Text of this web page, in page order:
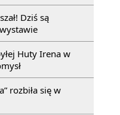
Dziś są
Huty Irena w
rozbiła się w